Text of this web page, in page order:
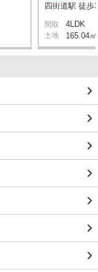
四街道駅 徒歩
間取 4LDK
土地 165.04㎡